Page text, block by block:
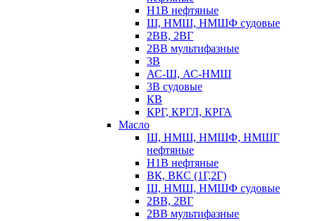
Н1В нефтяные
Ш, НМШ, НМШФ судовые
2ВВ, 2ВГ
2ВВ мультифазные
3В
АС-Ш, АС-НМШ
3В судовые
КВ
КРГ, КРГЛ, КРГА
Масло
Ш, НМШ, НМШФ, НМШГ
нефтяные
Н1В нефтяные
ВК, ВКС (1Г,2Г)
Ш, НМШ, НМШФ судовые
2ВВ, 2ВГ
2ВВ мультифазные